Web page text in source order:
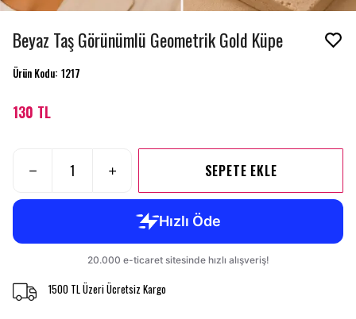
Beyaz Taş Görünümlü Geometrik Gold Küpe
Ürün Kodu: 1217
130 TL
SEPETE EKLE
1500 TL Üzeri Ücretsiz Kargo